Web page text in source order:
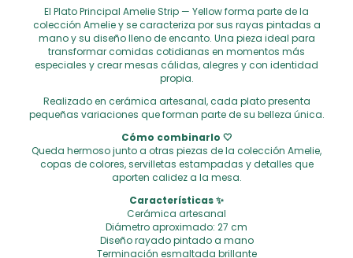
El Plato Principal Amelie Strip — Yellow forma parte de la
colección Amelie y se caracteriza por sus rayas pintadas a
mano y su diseño lleno de encanto. Una pieza ideal para
transformar comidas cotidianas en momentos más
especiales y crear mesas cálidas, alegres y con identidad
propia.
Realizado en cerámica artesanal, cada plato presenta
pequeñas variaciones que forman parte de su belleza única.
Cómo combinarlo 🤍
Queda hermoso junto a otras piezas de la colección Amelie,
copas de colores, servilletas estampadas y detalles que
aporten calidez a la mesa.
Características ✨
Cerámica artesanal
Diámetro aproximado: 27 cm
Diseño rayado pintado a mano
Terminación esmaltada brillante